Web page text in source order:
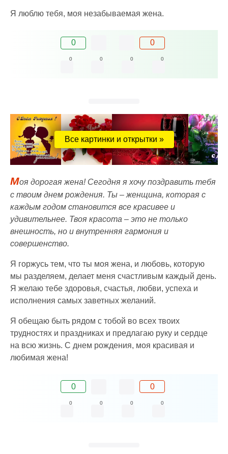
Я люблю тебя, моя незабываемая жена.
0 0
0 0 0 0
Все картинки и открытки »
Моя дорогая жена! Сегодня я хочу поздравить тебя
с твоим днем рождения. Ты – женщина, которая с
каждым годом становится все красивее и
удивительнее. Твоя красота – это не только
внешность, но и внутренняя гармония и
совершенство.
Я горжусь тем, что ты моя жена, и любовь, которую
мы разделяем, делает меня счастливым каждый день.
Я желаю тебе здоровья, счастья, любви, успеха и
исполнения самых заветных желаний.
Я обещаю быть рядом с тобой во всех твоих
трудностях и праздниках и предлагаю руку и сердце
на всю жизнь. С днем рождения, моя красивая и
любимая жена!
0 0
0 0 0 0